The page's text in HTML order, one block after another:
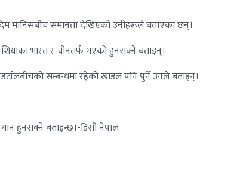
मानिसबीच समानता देखिएको उनीहरूले बताएका छन्।
भारत र चीनतर्फ गएको हुनसक्ने बताइन्।
सम्बन्धमा रहेको खाडल पनि पुर्ने उनले बताइन्।
हुनसक्ने बताइन्छ।-डिसी नेपाल